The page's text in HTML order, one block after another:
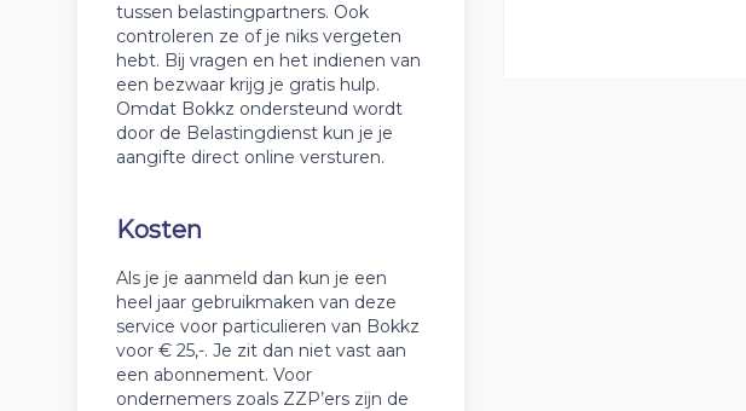
tussen belastingpartners. Ook
controleren ze of je niks vergeten
hebt. Bij vragen en het indienen van
een bezwaar krijg je gratis hulp.
Omdat Bokkz ondersteund wordt
door de Belastingdienst kun je je
aangifte direct online versturen.
Kosten
Als je je aanmeld dan kun je een
heel jaar gebruikmaken van deze
service voor particulieren van Bokkz
voor € 25,-. Je zit dan niet vast aan
een abonnement. Voor
ondernemers zoals ZZP’ers zijn de